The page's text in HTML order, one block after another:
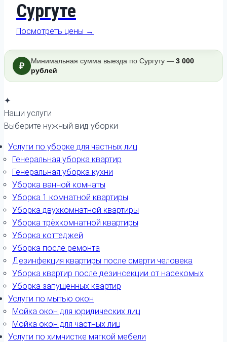
Сургуте
Посмотреть цены →
₽
Минимальная сумма выезда по Сургуту — 3 000
рублей
✦
Наши услуги
Выберите нужный вид уборки
Услуги по уборке для частных лиц
Генеральная уборка квартир
Генеральная уборка кухни
Уборка ванной комнаты
Уборка 1 комнатной квартиры
Уборка двухкомнатной квартиры
Уборка трёхкомнатной квартиры
Уборка коттеджей
Уборка после ремонта
Дезинфекция квартиры после смерти человека
Уборка квартир после дезинсекции от насекомых
Уборка запущенных квартир
Услуги по мытью окон
Мойка окон для юридических лиц
Мойка окон для частных лиц
Услуги по химчистке мягкой мебели